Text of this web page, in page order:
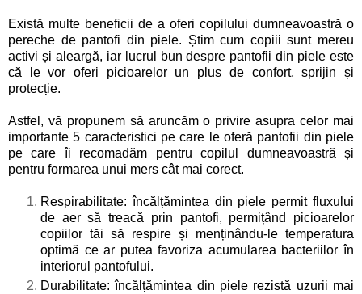
Există multe beneficii de a oferi copilului dumneavoastră o
pereche de pantofi din piele. Știm cum copiii sunt mereu
activi și aleargă, iar lucrul bun despre pantofii din piele este
că le vor oferi picioarelor un plus de confort, sprijin și
protecție.
Astfel, vă propunem să aruncăm o privire asupra celor mai
importante 5 caracteristici pe care le oferă pantofii din piele
pe care îi recomadăm pentru copilul dumneavoastră și
pentru formarea unui mers cât mai corect.
Respirabilitate: încălțămintea din piele permit fluxului
de aer să treacă prin pantofi, permițând picioarelor
copiilor tăi să respire și menținându-le temperatura
optimă ce ar putea favoriza acumularea bacteriilor în
interiorul pantofului.
Durabilitate: încălțămintea din piele rezistă uzurii mai